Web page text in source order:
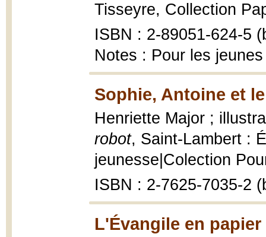
Tisseyre, Collection
ISBN : 2-89051-624-5
Notes : Pour les jeunes
Sophie, Antoine et
Henriette Major ;
robot, Saint-Lambert :
jeunesse|Colection
ISBN : 2-7625-7035-2
L'Évangile en papier